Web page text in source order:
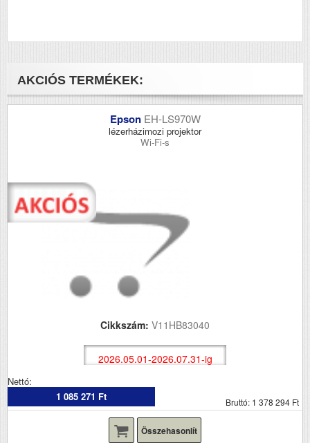
AKCIÓS TERMÉKEK:
Epson EH-LS970W
lézerházimozi projektor
Wi-Fi-s
Cikkszám: V11HB83040
2026.05.01-2026.07.31-ig
Nettó:
1 085 271 Ft
Bruttó: 1 378 294 Ft
Összehasonlít